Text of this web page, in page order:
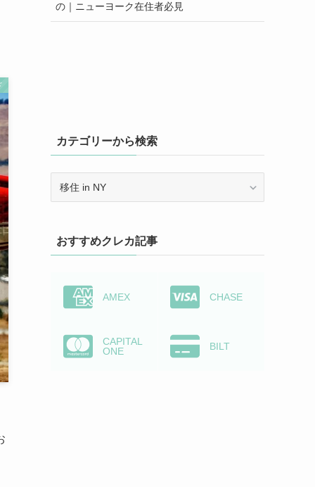
の｜ニューヨーク在住者必見
カテゴリーから検索
ー
か
おすすめクレカ記事
AMEX CHASE
CAPITAL
ONE
BILT